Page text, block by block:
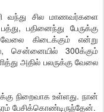
வந்து சில மாணவர்களை
பதினைந்து பேருக்கு
கிடைக்கும் என்று
சென்னையில் 300க்கும்
அதில் பலருக்கு வேலை
நிறைவாக உள்ளது. நான்
பேசிக்கொண்டிருந்தேன்.